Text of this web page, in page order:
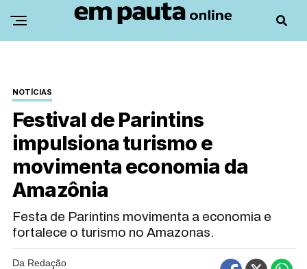
NOTÍCIAS
Festival de Parintins
impulsiona turismo e
movimenta economia da
Amazônia
Festa de Parintins movimenta a economia e
fortalece o turismo no Amazonas.
Da Redação